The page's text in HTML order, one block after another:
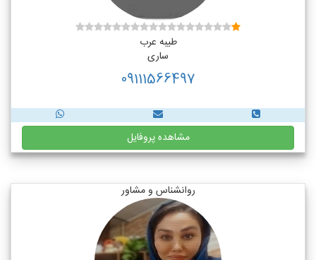
طیبه عرب
ساری
09111566497
مشاهده پروفایل
روانشناس و مشاور